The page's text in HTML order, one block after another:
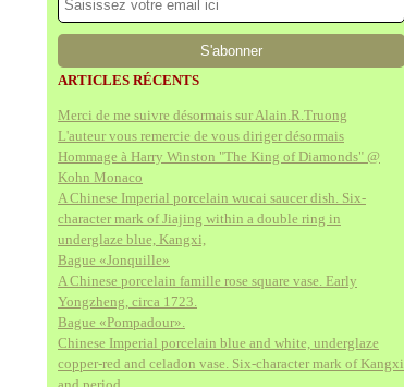
ARTICLES RÉCENTS
Merci de me suivre désormais sur Alain.R.Truong
L'auteur vous remercie de vous diriger désormais
Hommage à Harry Winston "The King of Diamonds" @
Kohn Monaco
A Chinese Imperial porcelain wucai saucer dish. Six-
character mark of Jiajing within a double ring in
underglaze blue, Kangxi,
Bague «Jonquille»
A Chinese porcelain famille rose square vase. Early
Yongzheng, circa 1723.
Bague «Pompadour».
Chinese Imperial porcelain blue and white, underglaze
copper-red and celadon vase. Six-character mark of Kangxi